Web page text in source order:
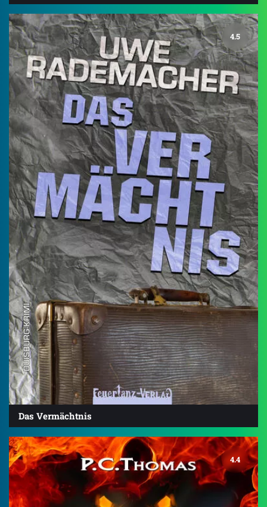
4.5
Das Vermächtnis
4.4